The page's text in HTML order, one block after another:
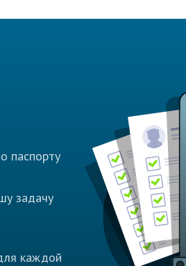
паспорту
задачу
каждой